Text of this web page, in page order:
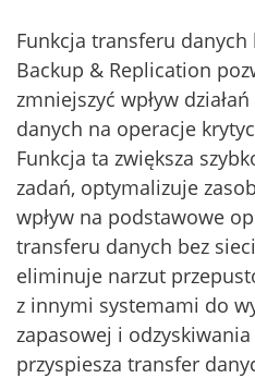
Funkcja transferu danych
Backup & Replication
zmniejszyć wpływ
danych na operacje
Funkcja ta zwiększa
zadań, optymalizuje
wpływ na podstawowe
transferu danych bez
eliminuje narzut
z innymi systemami do
zapasowej i
przyspiesza transfer